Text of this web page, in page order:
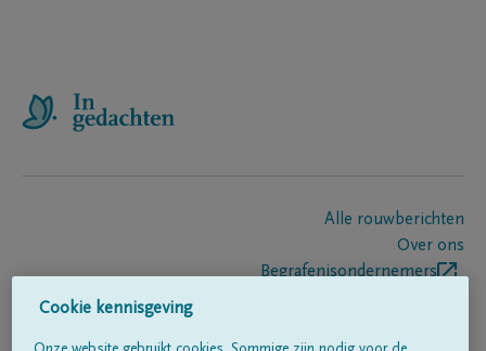
Alle rouwberichten
Over ons
Begrafenisondernemers
Cookie kennisgeving